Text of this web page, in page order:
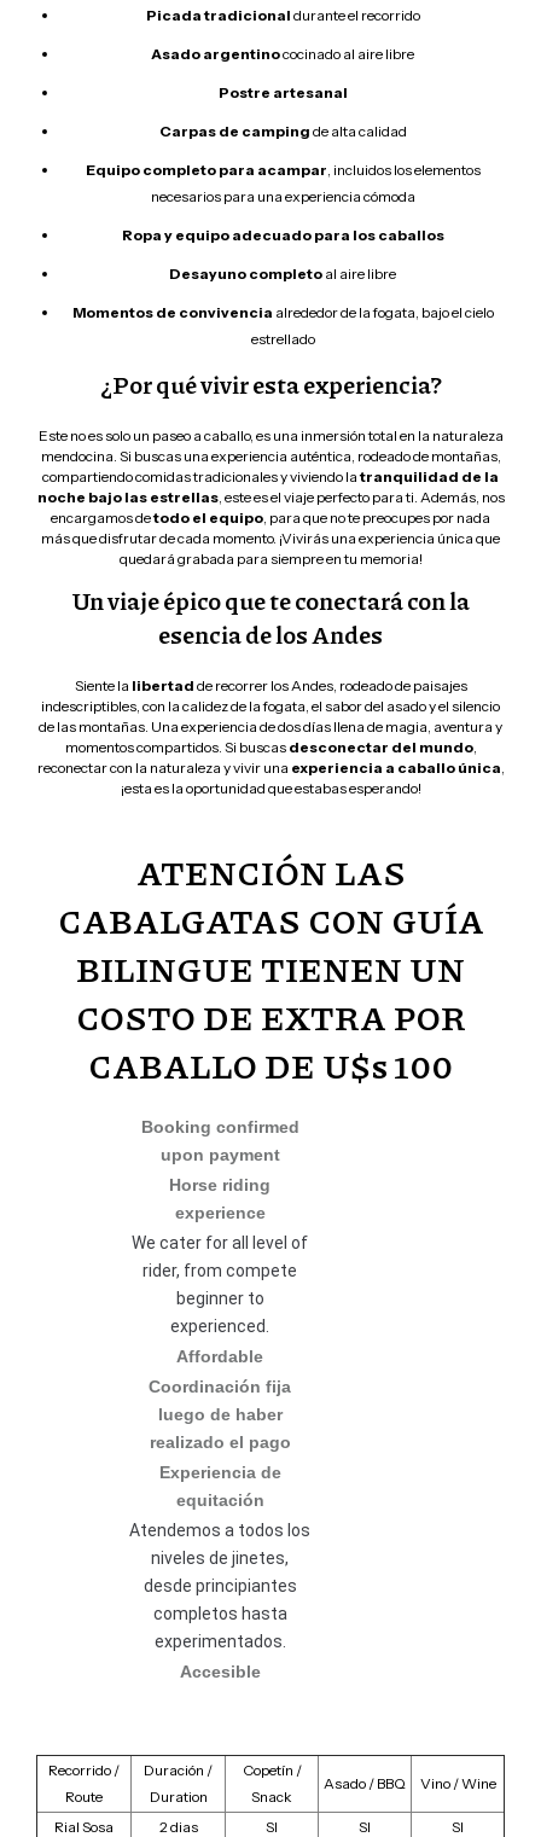
Picada tradicional durante el recorrido
Asado argentinococinado al aire libre
Postre artesanal
Carpas de camping de alta calidad
Equipo completo para acampar, incluidos los elementos
necesarios para una experiencia cómoda
Ropa y equipo adecuado para los caballos
Desayuno completo al aire libre
Momentos de convivencia alrededor de la fogata, bajo el cielo
estrellado
¿Por qué vivir esta experiencia?
Este no es solo un paseo a caballo, es una inmersión total en la naturaleza
mendocina. Si buscas una experiencia auténtica, rodeado de montañas,
compartiendo comidas tradicionales y viviendo latranquilidad de la
noche bajo las estrellas, este es el viaje perfecto para ti. Además, nos
encargamos detodo el equipo, para que no te preocupes por nada
más que disfrutar de cada momento. ¡Vivirás una experiencia única que
quedará grabada para siempre en tu memoria!
Un viaje épico que te conectará con la
esencia de los Andes
Siente la libertad de recorrer los Andes, rodeado de paisajes
indescriptibles, con la calidez de la fogata, el sabor del asado y el silencio
de las montañas. Una experiencia de dos días llena de magia, aventura y
momentos compartidos. Si buscas desconectar del mundo,
reconectar con la naturaleza y vivir una experiencia a caballo única,
¡esta es la oportunidad que estabas esperando!
ATENCIÓN LAS
CABALGATAS CON GUÍA
BILINGUE TIENEN UN
COSTO DE EXTRA POR
CABALLO DE U$s 100
Booking confirmed
upon payment
Horse riding
experience
We cater for all level of
rider, from compete
beginner to
experienced.
Affordable
Coordinación fija
luego de haber
realizado el pago
Experiencia de
equitación
Atendemos a todos los
niveles de jinetes,
desde principiantes
completos hasta
experimentados.
Accesible
Recorrido /
Route
Duración /
Duration
Copetín /
Snack
Asado / BBQ Vino / Wine
Rial Sosa 2 dias SI SI
SI